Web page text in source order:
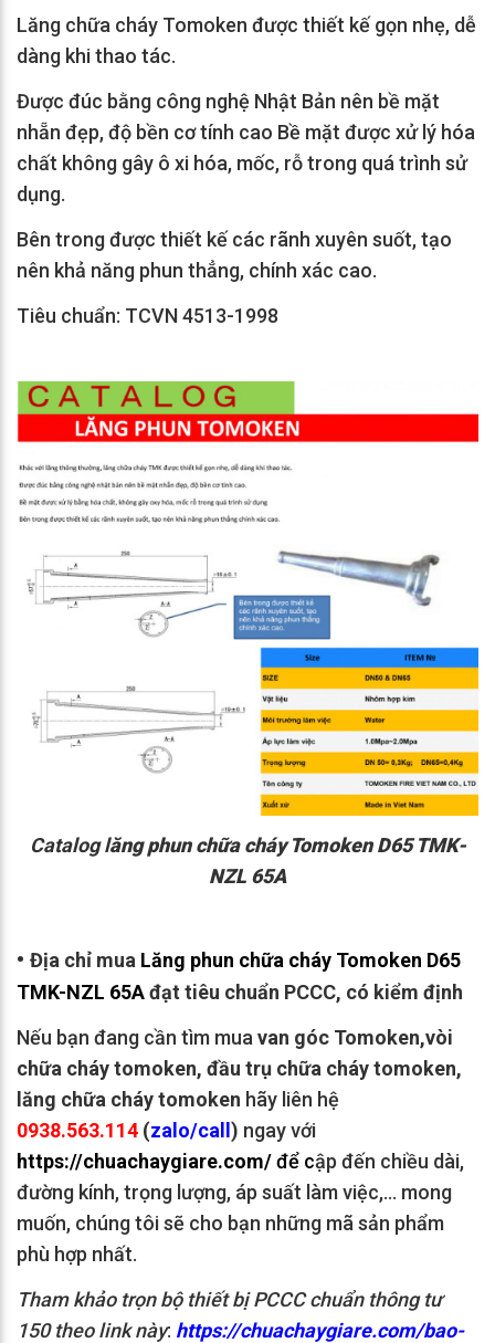
Lăng chữa cháy Tomoken được thiết kế gọn nhẹ, dễ
dàng khi thao tác.
Được đúc bằng công nghệ Nhật Bản nên bề mặt
nhẵn đẹp, độ bền cơ tính cao Bề mặt được xử lý hóa
chất không gây ô xi hóa, mốc, rỗ trong quá trình sử
dụng.
Bên trong được thiết kế các rãnh xuyên suốt, tạo
nên khả năng phun thẳng, chính xác cao.
Tiêu chuẩn: TCVN 4513-1998
Catalog lăng phun chữa cháy Tomoken D65 TMK-
NZL 65A
• Địa chỉ mua Lăng phun chữa cháy Tomoken D65
TMK-NZL 65Ađạt tiêu chuẩn PCCC, có kiểm định
Nếu bạn đang cần tìm mua van góc Tomoken,vòi
chữa cháy tomoken, đầu trụ chữa cháy tomoken,
lăng chữa cháy tomoken hãy liên hệ
0938.563.114 (zalo/call ) ngay với
https://chuachaygiare.com/để cập đến chiều dài,
đường kính, trọng lượng, áp suất làm việc,… mong
muốn, chúng tôi sẽ cho bạn những mã sản phẩm
phù hợp nhất.
Tham khảo trọn bộ thiết bị PCCC chuẩn thông tư
150 theo link này: https://chuachaygiare.com/bao-